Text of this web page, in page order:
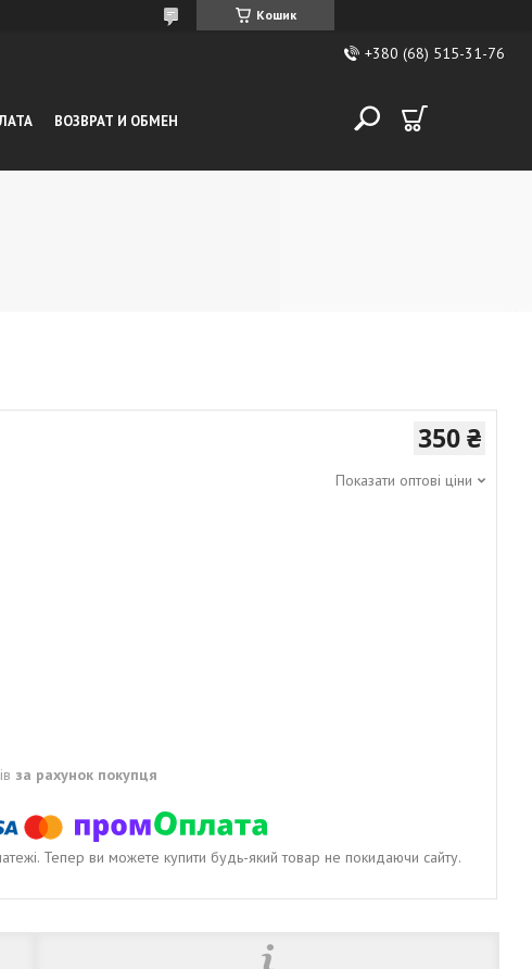
Кошик
+380 (68) 515-31-76
ВОЗВРАТ И ОБМЕН
350 ₴
Показати оптові ціни
за рахунок покупця
Тепер ви можете купити будь-який товар не покидаючи сайту.